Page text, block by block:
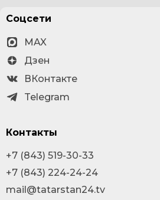
Соцсети
MAX
Дзен
ВКонтакте
Telegram
Контакты
+7 (843) 519-30-33
+7 (843) 224-24-24
mail@tatarstan24.tv